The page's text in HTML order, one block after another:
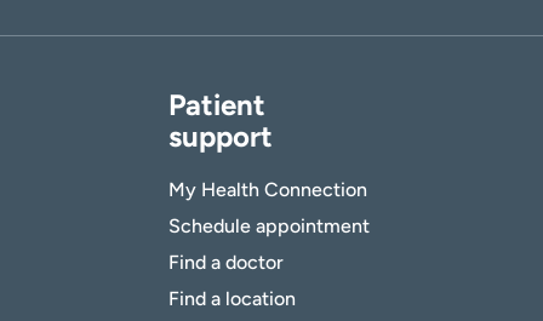
Patient
support
My Health Connection
Schedule appointment
Find a doctor
Find a location